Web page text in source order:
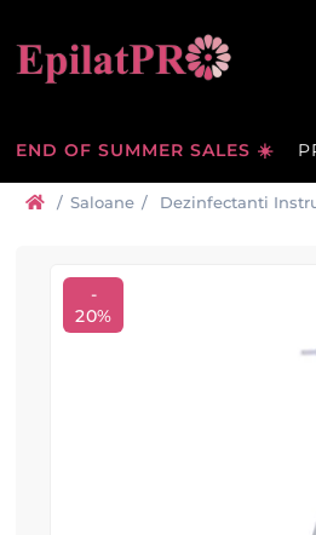
END OF SUMMER SALES ☀️
/ Saloane / Dezinfectanti
-
20%